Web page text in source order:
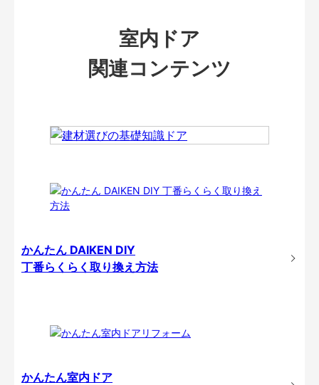
室内ドア
関連コンテンツ
かんたん DAIKEN DIY
丁番らくらく取り換え方法
かんたん室内ドア